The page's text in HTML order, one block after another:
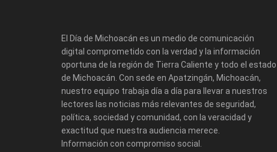
El Día de Michoacán es un medio de comunicación
digital comprometido con la verdad y la información
oportuna de la región de Tierra Caliente y todo el estado
de Michoacán. Con sede en Apatzingán, Michoacán,
nuestro equipo trabaja día a día para llevar a nuestros
lectores las noticias más relevantes de seguridad,
política, sociedad y comunidad, con la veracidad y
exactitud que nuestra audiencia merece.
Información con compromiso social.